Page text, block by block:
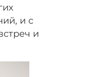
и с
и